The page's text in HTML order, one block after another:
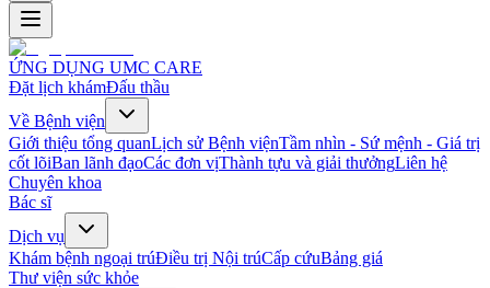
ỨNG DỤNG UMC CARE
Đặt lịch khámĐấu thầu
Về Bệnh viện
Giới thiệu tổng quanLịch sử Bệnh việnTầm nhìn - Sứ mệnh - Giá trị
cốt lõiBan lãnh đạoCác đơn vịThành tựu và giải thưởngLiên hệ
Chuyên khoa
Bác sĩ
Dịch vụ
Khám bệnh ngoại trúĐiều trị Nội trúCấp cứuBảng giá
Thư viện sức khỏe